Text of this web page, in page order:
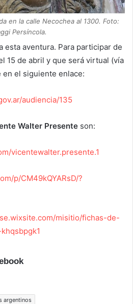
en la calle Necochea al 1300. Foto:
Persíncola.
esta aventura. Para participar de
15 de abril y que será virtual (vía
el siguiente enlace:
audiencia/135
Walter Presente son:
vicentewalter.presente.1
p/CM49kQYARsD/?
misitio/fichas-de-
argentinos